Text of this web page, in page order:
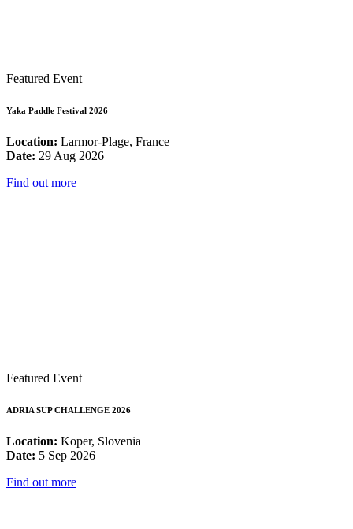
Featured Event
Yaka Paddle Festival 2026
Location: Larmor-Plage, France
Date: 29 Aug 2026
Find out more
Featured Event
ADRIA SUP CHALLENGE 2026
Location: Koper, Slovenia
Date: 5 Sep 2026
Find out more